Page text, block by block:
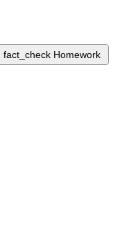
fact_check Homework